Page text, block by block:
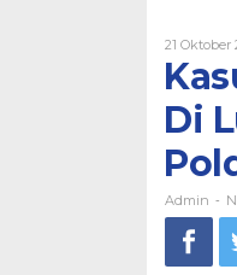
21 Oktober
Di
Admin -